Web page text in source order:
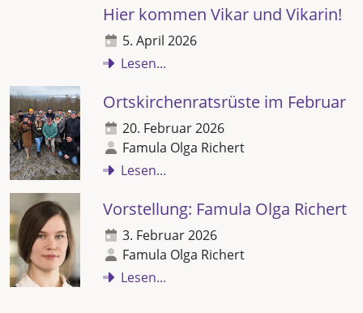
Hier kommen Vikar und Vikarin!
5. April 2026
Lesen...
Ortskirchenratsrüste im Februar
20. Februar 2026
Famula Olga Richert
Lesen...
Vorstellung: Famula Olga Richert
3. Februar 2026
Famula Olga Richert
Lesen...